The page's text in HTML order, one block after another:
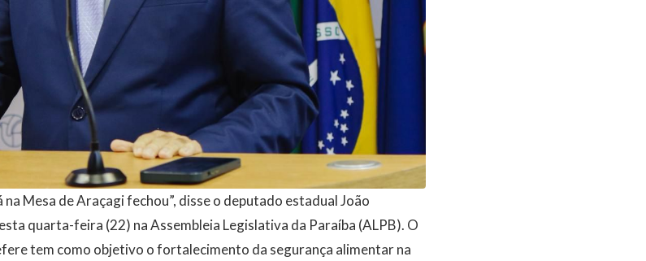
Mesa de Araçagi fechou”, disse o deputado estadual João
quarta-feira (22) na Assembleia Legislativa da Paraíba (ALPB). O
tem como objetivo o fortalecimento da segurança alimentar na